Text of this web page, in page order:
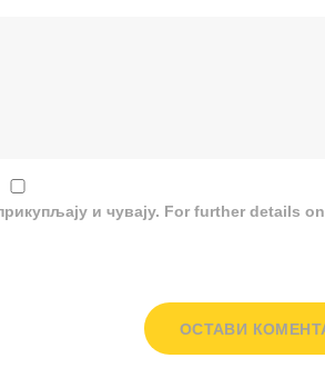
и чувају. For further details on